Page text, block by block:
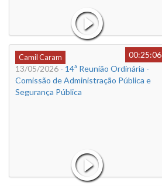
Camil Caram
00:25:06
13/05/2026 - 14ª Reunião Ordinária -
Comissão de Administração Pública e
Segurança Pública